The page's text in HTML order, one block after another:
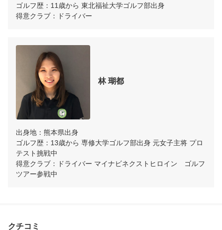
ゴルフ歴：11歳から 東北福祉大学ゴルフ部出身
得意クラブ：ドライバー
林 瑚都
出身地：熊本県出身
ゴルフ歴：13歳から 専修大学ゴルフ部出身 元女子主将 プロ
テスト挑戦中
得意クラブ：ドライバー マイナビネクストヒロイン　ゴルフ
ツアー参戦中
クチコミ